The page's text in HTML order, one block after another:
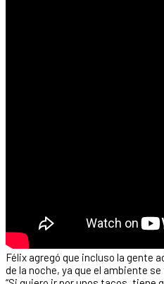
Félix agregó que incluso la gente
de la noche, ya que el ambiente